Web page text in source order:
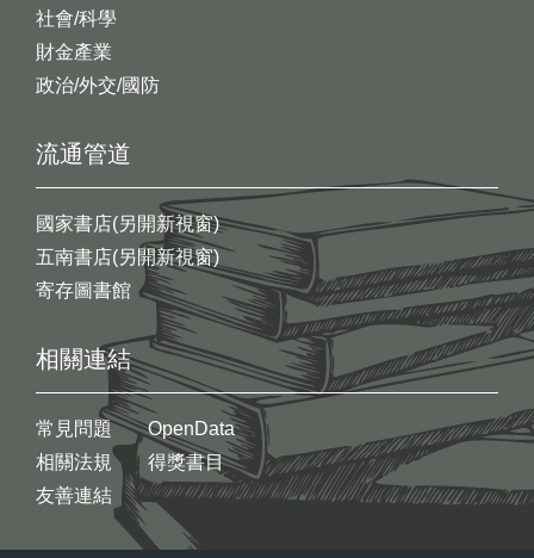
社會/科學
財金產業
政治/外交/國防
流通管道
國家書店(另開新視窗)
五南書店(另開新視窗)
寄存圖書館
相關連結
常見問題
相關法規
友善連結
OpenData
得獎書目